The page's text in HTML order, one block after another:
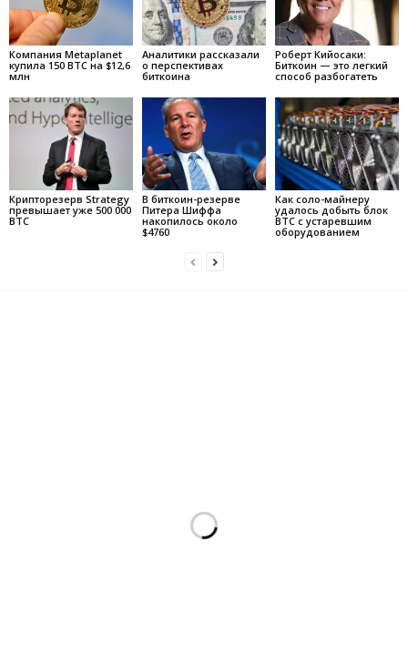
Компания Metaplanet
купила 150 BTC на $12,6
млн
Аналитики рассказали
о перспективах
биткоина
Роберт Кийосаки:
Биткоин — это легкий
способ разбогатеть
Крипторезерв Strategy
превышает уже 500 000
BTC
В биткоин-резерве
Питера Шиффа
накопилось около
$4760
Как соло-майнеру
удалось добыть блок
BTC с устаревшим
оборудованием